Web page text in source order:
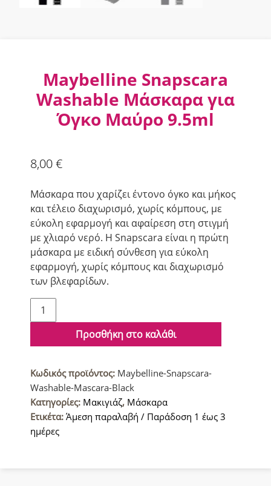
Maybelline Snapscara
Washable Μάσκαρα για
Όγκο Μαύρο 9.5ml
8,00€
Μάσκαρα που χαρίζει έντονο όγκο και μήκος
και τέλειο διαχωρισμό, χωρίς κόμπους, με
εύκολη εφαρμογή και αφαίρεση στη στιγμή
με χλιαρό νερό. Η Snapscara είναι η πρώτη
μάσκαρα με ειδική σύνθεση για εύκολη
εφαρμογή, χωρίς κόμπους και διαχωρισμό
των βλεφαρίδων.
Maybelline
Snapscara
Μάσκαρα
Όγκο
Μαύρο
9.5ml
ποσότητα
Προσθήκη στο καλάθι
Κωδικός προϊόντος: Maybelline-Snapscara-
Washable-Mascara-Black
Κατηγορίες: Μακιγιάζ, Μάσκαρα
Ετικέτα: Άμεση παραλαβή / Παράδοση 1 έως 3
ημέρες